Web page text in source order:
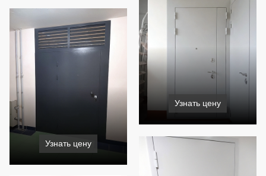
Узнать цену
Узнать цену